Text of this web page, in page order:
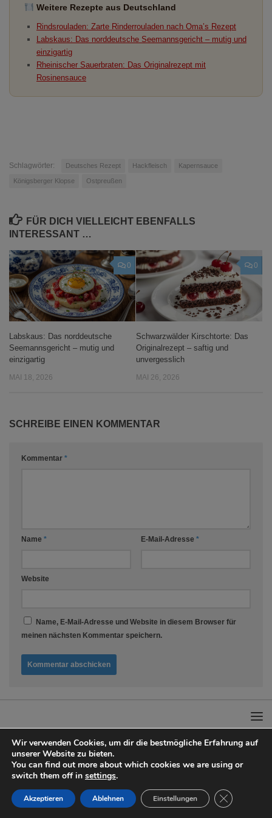
Weitere Rezepte aus Deutschland
Rindsrouladen: Zarte Rinderrouladen nach Oma’s Rezept
Labskaus: Das norddeutsche Seemannsgericht – mutig und
einzigartig
Rheinischer Sauerbraten: Das Originalrezept mit
Rosinensauce
Schlagwörter: Deutsches Rezept Hackfleisch Kapernsauce
Königsberger Klopse Ostpreußen
FÜR DICH VIELLEICHT EBENFALLS
INTERESSANT …
0
Labskaus: Das norddeutsche
Seemannsgericht – mutig und
einzigartig
MAI 18, 2026
0
Schwarzwälder Kirschtorte: Das
Originalrezept – saftig und
unvergesslich
MAI 26, 2026
SCHREIBE EINEN KOMMENTAR
Kommentar *
Name * E-Mail-Adresse *
Website
Name, E-Mail-Adresse und Website in diesem Browser für
meinen nächsten Kommentar speichern.
Adanto Küchengadges & Rezeptideen © 2026. Alle Rechte vorbehalten.
Präsentiert von - Entworfen mit dem
Wir verwenden Cookies, um dir die bestmögliche Erfahrung auf
unserer Website zu bieten.
You can find out more about which cookies we are using or
switch them off in settings.
Akzeptieren Ablehnen Einstellungen GDPR